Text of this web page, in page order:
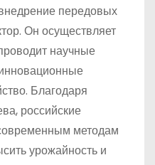
передовых
Он осуществляет
научные
Благодаря
российские
методам
урожайность и